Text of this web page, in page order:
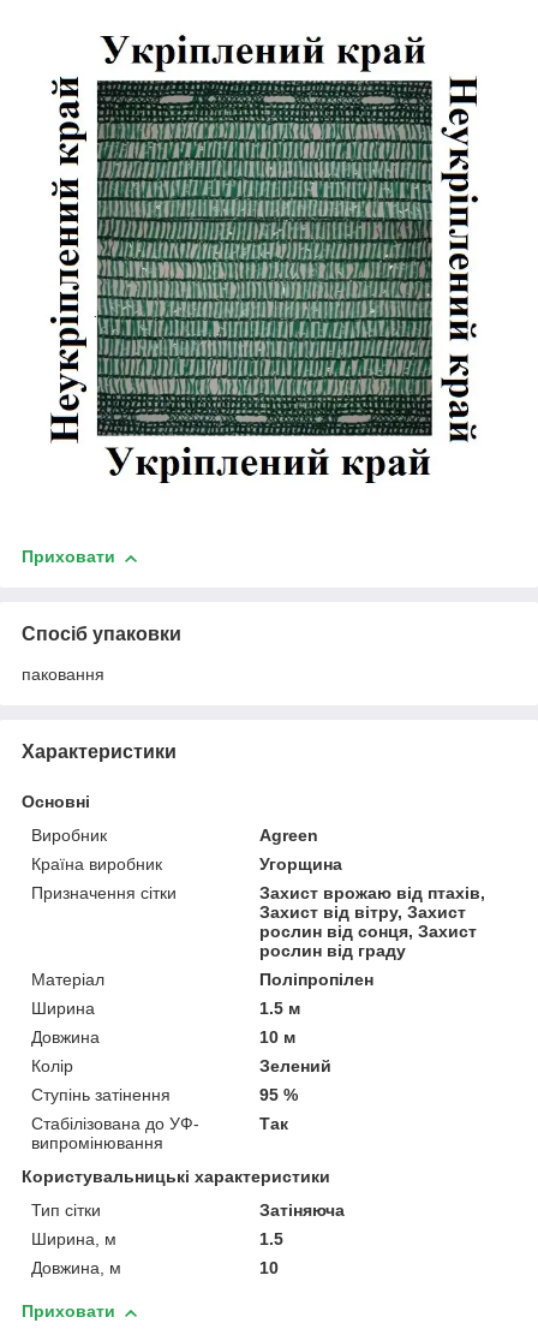
Приховати
Спосіб упаковки
паковання
Характеристики
Основні
Виробник
Agreen
Країна виробник
Угорщина
Призначення сітки
Захист врожаю від птахів,
Захист від вітру, Захист
рослин від сонця, Захист
рослин від граду
Матеріал
Поліпропілен
Ширина
1.5 м
Довжина
10 м
Колір
Зелений
Ступінь затінення
95 %
Стабілізована до УФ-
випромінювання
Так
Користувальницькі характеристики
Тип сітки
Затіняюча
Ширина, м
1.5
Довжина, м
10
Приховати